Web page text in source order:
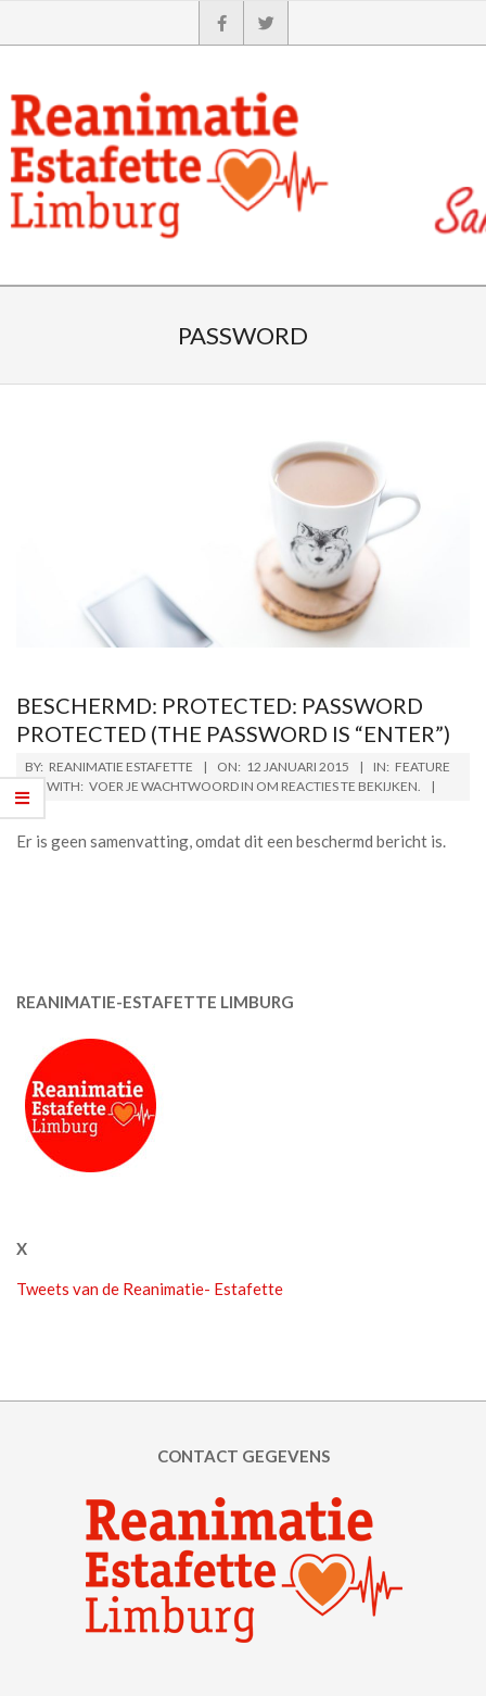
PASSWORD
BESCHERMD: PROTECTED: PASSWORD
PROTECTED (THE PASSWORD IS “ENTER”)
BY: REANIMATIE ESTAFETTE ON: 12 JANUARI 2015 IN: FEATURE
WITH: VOER JE WACHTWOORD IN OM REACTIES TE BEKIJKEN.
Er is geen samenvatting, omdat dit een beschermd bericht is.
REANIMATIE-ESTAFETTE LIMBURG
X
Tweets van de Reanimatie- Estafette
CONTACT GEGEVENS